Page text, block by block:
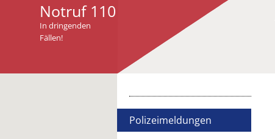
Notruf 110
In dringenden
Fällen!
Polizeimeldungen
Artikel weiterleiten